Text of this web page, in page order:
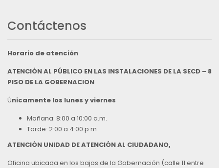
Contáctenos
Horario de atención
ATENCIÓN AL PÚBLICO EN LAS INSTALACIONES DE LA SECD – 8
PISO DE LA GOBERNACION
Únicamente los lunes y viernes
Mañana: 8:00 a 10:00 a.m.
Tarde: 2:00 a 4:00 p.m
ATENCIÓN UNIDAD DE ATENCIÓN AL CIUDADANO,
Oficina ubicada en los bajos de la Gobernación (calle 11 entre